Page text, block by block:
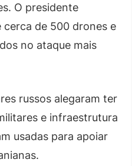
O presidente
de 500 drones e
no ataque mais
russos alegaram ter
e infraestrutura
usadas para apoiar